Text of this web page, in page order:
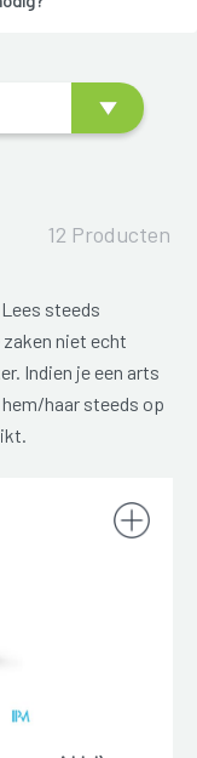
12 Producten
steeds
niet echt
Indien je een arts
haar steeds op